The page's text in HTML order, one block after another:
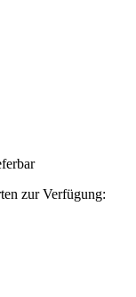
zur Verfügung: